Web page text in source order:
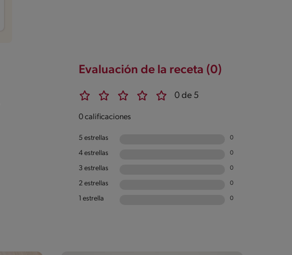
Evaluación de la receta (0)
0 de 5
0 calificaciones
5 estrellas 0
4 estrellas 0
3 estrellas 0
2 estrellas 0
1 estrella 0